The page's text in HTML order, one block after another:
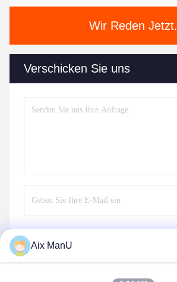
Wir Reden Jetzt.
Verschicken Sie uns
Aix ManU